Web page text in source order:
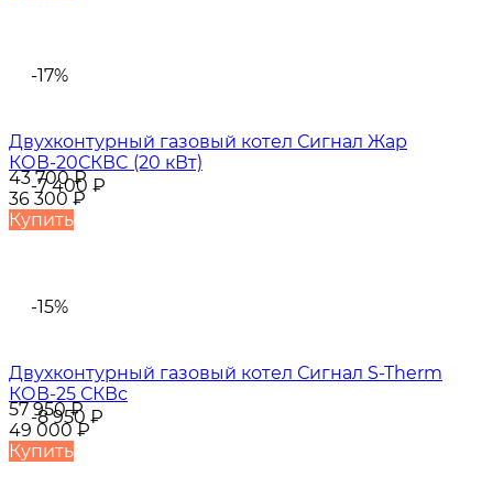
-17%
-7 400 ₽
Двухконтурный газовый котел Сигнал Жар
КОВ-20СКВC (20 кВт)
43 700₽
36 300₽
Купить
-15%
-8 950 ₽
Двухконтурный газовый котел Сигнал S-Therm
КОВ-25 СКВс
57 950₽
49 000 ₽
Купить